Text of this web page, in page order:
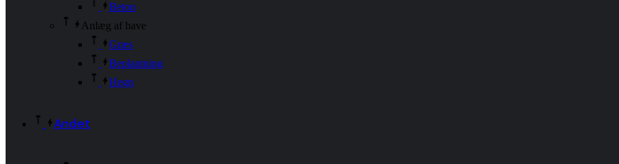
Beton
Anlæg af have
Græs
Beplantning
Hegn
Andet